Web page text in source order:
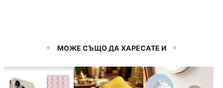
МОЖЕ СЪЩО ДА ХАРЕСАТЕ И